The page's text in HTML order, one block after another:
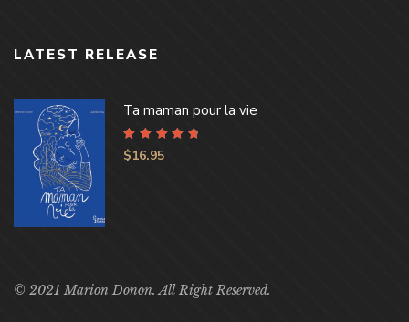
LATEST RELEASE
Ta maman pour la vie
Rated 4.96
of 5
$16.95
© 2021 Marion Donon. All Right Reserved.